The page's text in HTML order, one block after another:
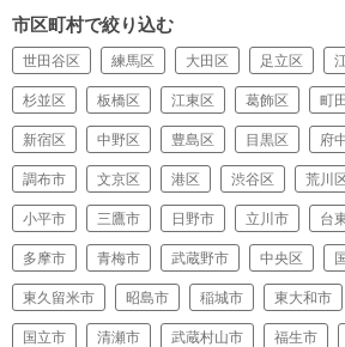
市区町村で絞り込む
世田谷区 練馬区 大田区 足立区
杉並区 板橋区 江東区 葛飾区 町
新宿区 中野区 豊島区 目黒区 府
調布市 文京区 港区 渋谷区 荒川
小平市 三鷹市 日野市 立川市 台
多摩市 青梅市 武蔵野市 中央区
東久留米市 昭島市 稲城市 東大和市
国立市 清瀬市 武蔵村山市 福生市